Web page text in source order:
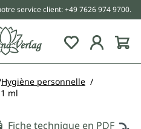
service client: +49 7626 974 9700.
Hygiène personnelle
ml
Fiche technique en PDF